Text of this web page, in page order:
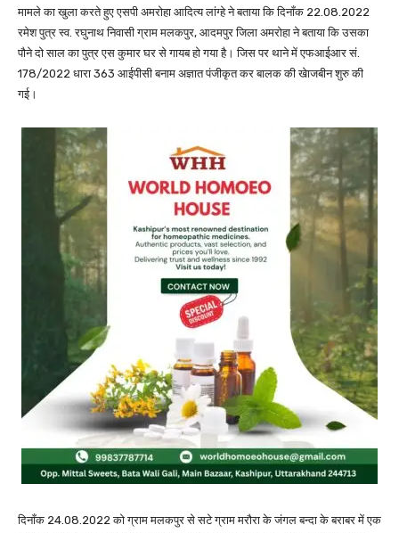
मामले का खुला करते हुए एसपी अमरोहा आदित्य लांग्हे ने बताया कि दिनाँक 22.08.2022
रमेश पुत्र स्व. रघुनाथ निवासी ग्राम मलकपुर, आदमपुर जिला अमरोहा ने बताया कि उसका
पौने दो साल का पुत्र एस कुमार घर से गायब हो गया है। जिस पर थाने में एफआईआर सं.
178/2022 धारा 363 आईपीसी बनाम अज्ञात पंजीकृत कर बालक की खेाजबीन शुरु की
गई।
दिनाँक 24.08.2022 को ग्राम मलकपुर से सटे ग्राम मरौरा के जंगल बन्दा के बराबर में एक